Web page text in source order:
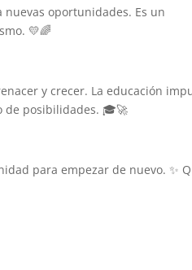
oportunidades. Es un
💛🌈
y crecer. La educación
de posibilidades. 🎓🚀
para empezar de nuevo. ✨